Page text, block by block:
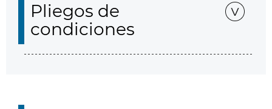
Pliegos de
condiciones